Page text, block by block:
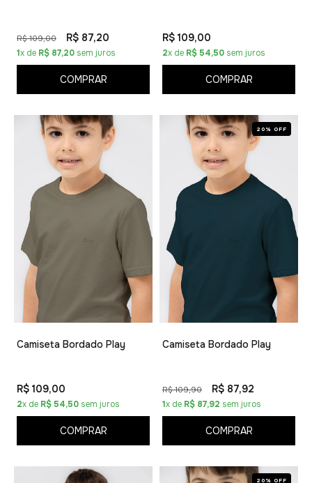
R$ 109,00 R$ 87,20
1x de R$ 87,20 sem juros
COMPRAR
R$ 109,00
2x de R$ 54,50 sem juros
COMPRAR
Camiseta Bordado Play
R$ 109,00
2x de R$ 54,50 sem juros
COMPRAR
20% OFF
Camiseta Bordado Play
R$ 109,90 R$ 87,92
1x de R$ 87,92 sem juros
COMPRAR
20% OFF